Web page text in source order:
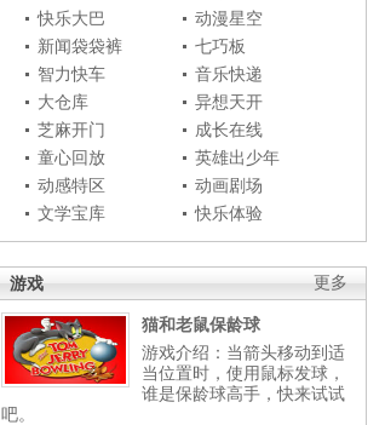
快乐大巴
动漫星空
新闻袋袋裤
七巧板
智力快车
音乐快递
大仓库
异想天开
芝麻开门
成长在线
童心回放
英雄出少年
动感特区
动画剧场
文学宝库
快乐体验
更多
游戏
猫和老鼠保龄球
游戏介绍：当箭头移动到适
当位置时，使用鼠标发球，
谁是保龄球高手，快来试试
吧。